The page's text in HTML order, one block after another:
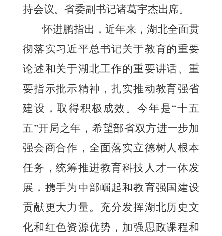
持会议。省委副书记诸葛宇杰出席。
怀进鹏指出，近年来，湖北全面贯
彻落实习近平总书记关于教育的重要
论述和关于湖北工作的重要讲话、重
要指示批示精神，扎实推动教育强省
建设，取得积极成效。今年是“十五
五”开局之年，希望部省双方进一步加
强会商合作，全面落实立德树人根本
任务，统筹推进教育科技人才一体发
展，携手为中部崛起和教育强国建设
贡献更大力量。充分发挥湖北历史文
化和红色资源优势，加强思政课程和